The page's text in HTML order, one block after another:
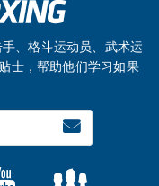
、格斗运动员、武术运
士，帮助他们学习如果